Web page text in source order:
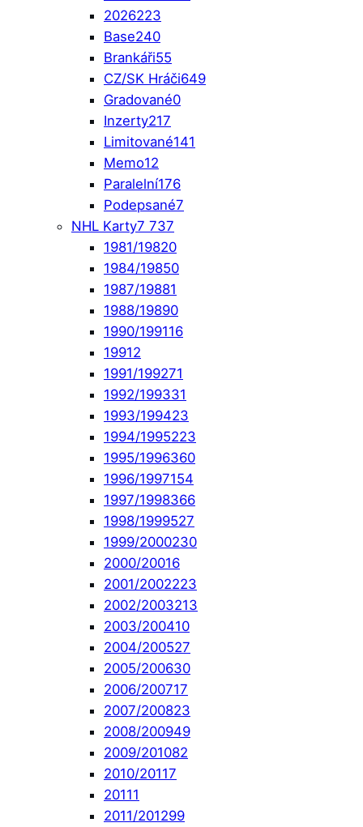
2026223
Base240
Brankáři55
CZ/SK Hráči649
Gradované0
Inzerty217
Limitované141
Memo12
Paralelní176
Podepsané7
NHL Karty7 737
1981/19820
1984/19850
1987/19881
1988/19890
1990/199116
19912
1991/199271
1992/199331
1993/199423
1994/1995223
1995/1996360
1996/1997154
1997/1998366
1998/1999527
1999/2000230
2000/20016
2001/2002223
2002/2003213
2003/200410
2004/200527
2005/200630
2006/200717
2007/200823
2008/200949
2009/201082
2010/20117
20111
2011/201299